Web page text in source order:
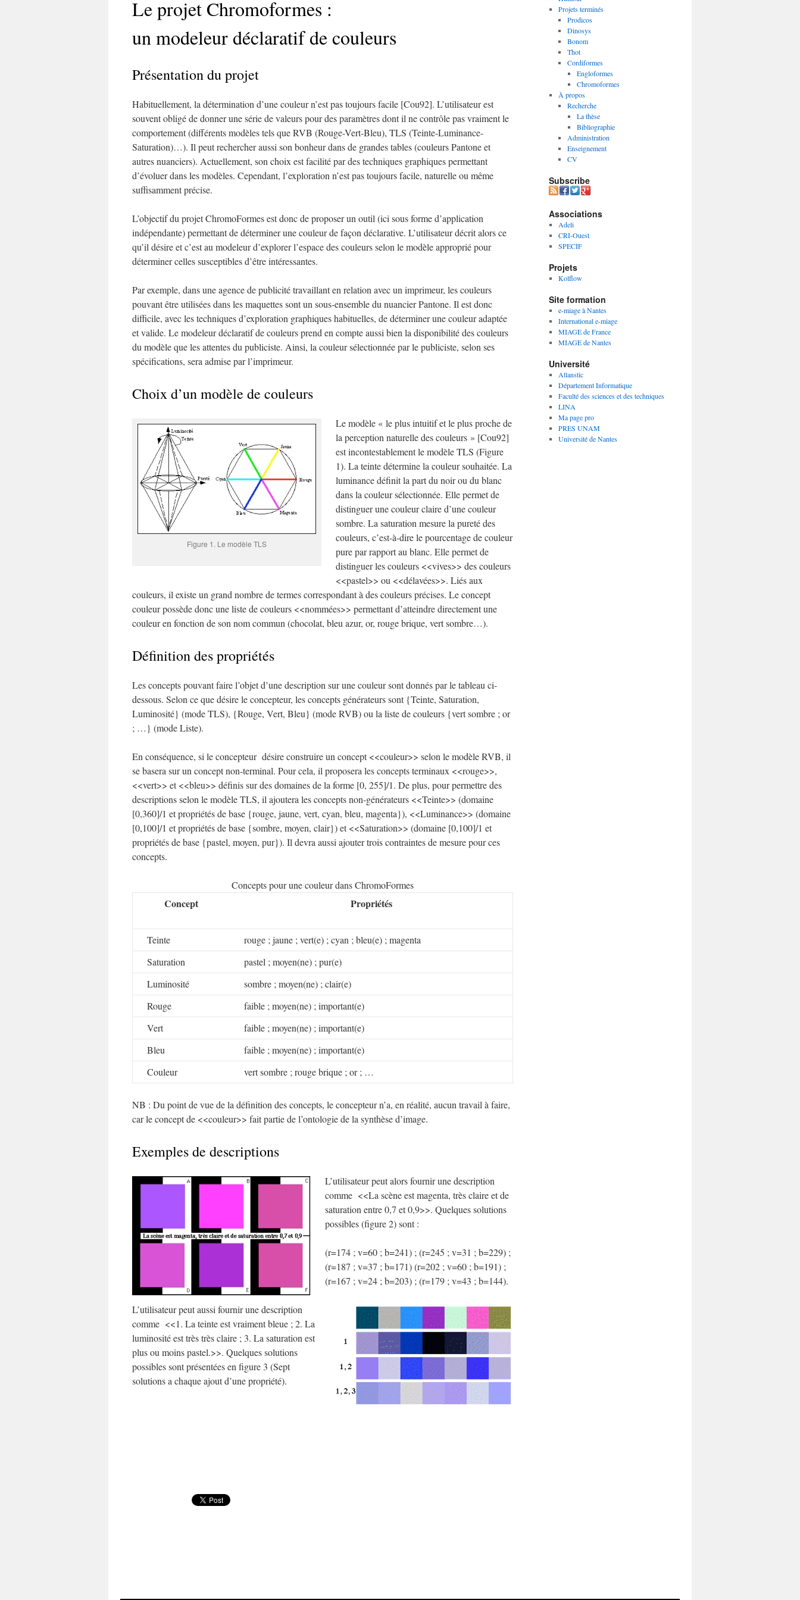
Le projet Chromoformes :
un modeleur déclaratif de couleurs
Présentation du projet
Habituellement, la détermination d’une couleur n’est pas toujours facile [Cou92]. L’utilisateur est
souvent obligé de donner une série de valeurs pour des paramètres dont il ne contrôle pas vraiment le
comportement (différents modèles tels que RVB (Rouge-Vert-Bleu), TLS (Teinte-Luminance-
Saturation)…). Il peut rechercher aussi son bonheur dans de grandes tables (couleurs Pantone et
autres nuanciers). Actuellement, son choix est facilité par des techniques graphiques permettant
d’évoluer dans les modèles. Cependant, l’exploration n’est pas toujours facile, naturelle ou même
suffisamment précise.
L’objectif du projet ChromoFormes est donc de proposer un outil (ici sous forme d’application
indépendante) permettant de déterminer une couleur de façon déclarative. L’utilisateur décrit alors ce
qu’il désire et c’est au modeleur d’explorer l’espace des couleurs selon le modèle approprié pour
déterminer celles susceptibles d’être intéressantes.
Par exemple, dans une agence de publicité travaillant en relation avec un imprimeur, les couleurs
pouvant être utilisées dans les maquettes sont un sous-ensemble du nuancier Pantone. Il est donc
difficile, avec les techniques d’exploration graphiques habituelles, de déterminer une couleur adaptée
et valide. Le modeleur déclaratif de couleurs prend en compte aussi bien la disponibilité des couleurs
du modèle que les attentes du publiciste. Ainsi, la couleur sélectionnée par le publiciste, selon ses
spécifications, sera admise par l’imprimeur.
Choix d’un modèle de couleurs
Figure 1. Le modèle TLS
Le modèle « le plus intuitif et le plus proche de
la perception naturelle des couleurs » [Cou92]
est incontestablement le modèle TLS (Figure
1). La teinte détermine la couleur souhaitée. La
luminance définit la part du noir ou du blanc
dans la couleur sélectionnée. Elle permet de
distinguer une couleur claire d’une couleur
sombre. La saturation mesure la pureté des
couleurs, c’est-à-dire le pourcentage de couleur
pure par rapport au blanc. Elle permet de
distinguer les couleurs <<vives>> des couleurs
<<pastel>> ou <<délavées>>. Liés aux
couleurs, il existe un grand nombre de termes correspondant à des couleurs précises. Le concept
couleur possède donc une liste de couleurs <<nommées>> permettant d’atteindre directement une
couleur en fonction de son nom commun (chocolat, bleu azur, or, rouge brique, vert sombre…).
Définition des propriétés
Les concepts pouvant faire l’objet d’une description sur une couleur sont donnés par le tableau ci-
dessous. Selon ce que désire le concepteur, les concepts générateurs sont {Teinte, Saturation,
Luminosité} (mode TLS), {Rouge, Vert, Bleu} (mode RVB) ou la liste de couleurs {vert sombre ; or
; …} (mode Liste).
En conséquence, si le concepteur désire construire un concept <<couleur>> selon le modèle RVB, il
se basera sur un concept non-terminal. Pour cela, il proposera les concepts terminaux <<rouge>>,
<<vert>> et <<bleu>> définis sur des domaines de la forme [0, 255]/1. De plus, pour permettre des
descriptions selon le modèle TLS, il ajoutera les concepts non-générateurs <<Teinte>> (domaine
[0,360]/1 et propriétés de base {rouge, jaune, vert, cyan, bleu, magenta}), <<Luminance>> (domaine
[0,100]/1 et propriétés de base {sombre, moyen, clair}) et <<Saturation>> (domaine [0,100]/1 et
propriétés de base {pastel, moyen, pur}). Il devra aussi ajouter trois contraintes de mesure pour ces
concepts.
Concept Propriétés
Teinte
rouge ; jaune ; vert(e) ; cyan ; bleu(e) ; magenta
Saturation
pastel ; moyen(ne) ; pur(e)
Luminosité
sombre ; moyen(ne) ; clair(e)
Rouge
faible ; moyen(ne) ; important(e)
Vert
faible ; moyen(ne) ; important(e)
Bleu
faible ; moyen(ne) ; important(e)
Couleur
vert sombre ; rouge brique ; or ; …
Concepts pour une couleur dans ChromoFormes
NB : Du point de vue de la définition des concepts, le concepteur n’a, en réalité, aucun travail à faire,
car le concept de <<couleur>> fait partie de l’ontologie de la synthèse d’image.
Exemples de descriptions
L’utilisateur peut alors fournir une description
comme <<La scène est magenta, très claire et de
saturation entre 0,7 et 0,9>>. Quelques solutions
possibles (figure 2) sont :
(r=174 ; v=60 ; b=241) ; (r=245 ; v=31 ; b=229) ;
(r=187 ; v=37 ; b=171) (r=202 ; v=60 ; b=191) ;
(r=167 ; v=24 ; b=203) ; (r=179 ; v=43 ; b=144).
L’utilisateur peut aussi fournir une description
comme <<1. La teinte est vraiment bleue ; 2. La
luminosité est très très claire ; 3. La saturation est
plus ou moins pastel.>>. Quelques solutions
possibles sont présentées en figure 3 (Sept
solutions a chaque ajout d’une propriété).
Projets terminés
Prodicos
Dinosys
Bonom
Thot
Cordiformes
Engloformes
Chromoformes
À propos
Recherche
La thèse
Bibliographie
Administration
Enseignement
CV
Subscribe
Associations
Adeli
CRI-Ouest
SPECIF
Projets
Kolflow
Site formation
e-miage à Nantes
International e-miage
MIAGE de France
MIAGE de Nantes
Université
Atlanstic
Département Informatique
Faculté des sciences et des techniques
LINA
Ma page pro
PRES UNAM
Université de Nantes